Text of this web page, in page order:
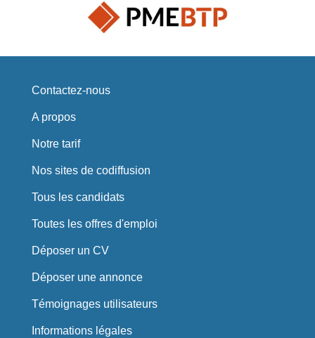
Contactez-nous
A propos
Notre tarif
Nos sites de codiffusion
Tous les candidats
Toutes les offres d'emploi
Déposer un CV
Déposer une annonce
Témoignages utilisateurs
Informations légales